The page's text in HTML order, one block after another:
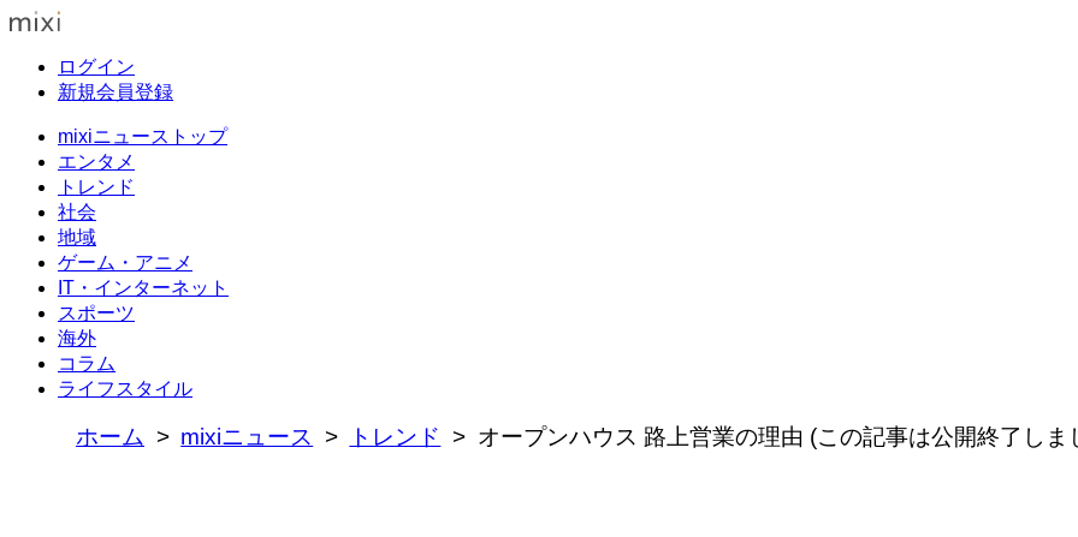
ログイン
新規会員登録
mixiニューストップ
エンタメ
トレンド
社会
地域
ゲーム・アニメ
IT・インターネット
スポーツ
海外
コラム
ライフスタイル
ホーム mixiニュース トレンド オープンハウス 路上営業の理由 (この記事は公開終了しま